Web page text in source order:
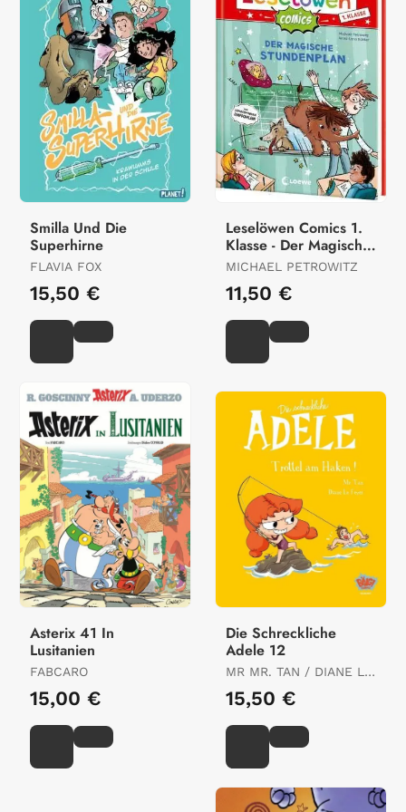
Smilla Und Die
Superhirne
FLAVIA FOX
15,50 €
Leselöwen Comics 1.
Klasse - Der Magische
Stundenplan
MICHAEL PETROWITZ
11,50 €
Asterix 41 In
Lusitanien
FABCARO
15,00 €
Die Schreckliche
Adele 12
MR MR. TAN / DIANE LE
15,50 €